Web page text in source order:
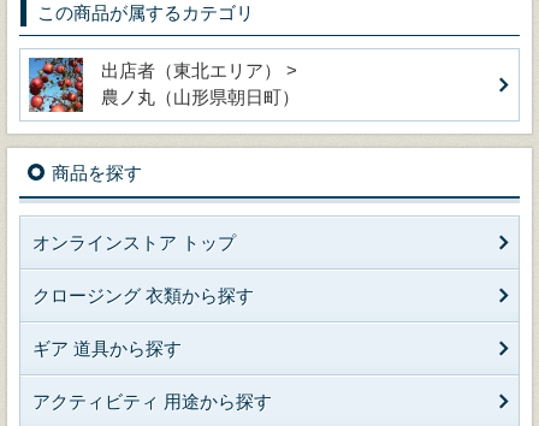
この商品が属するカテゴリ
出店者（東北エリア） >
農ノ丸（山形県朝日町）
商品を探す
オンラインストア トップ
クロージング 衣類から探す
ギア 道具から探す
アクティビティ 用途から探す